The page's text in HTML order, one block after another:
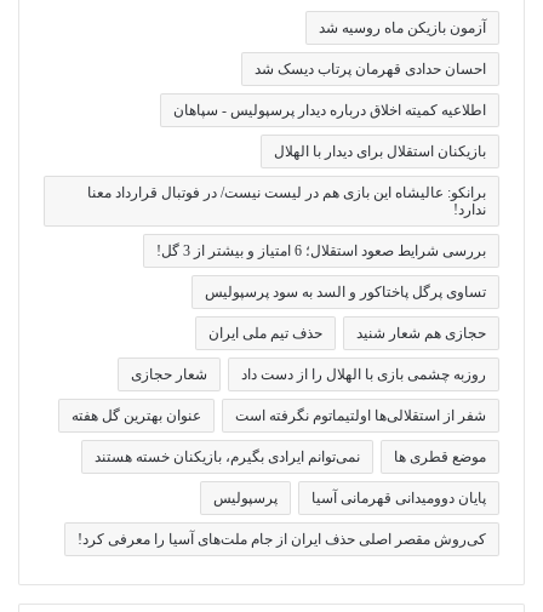
آزمون بازیکن ماه روسیه شد
احسان حدادی قهرمان پرتاب دیسک شد
اطلاعیه کمیته اخلاق درباره دیدار پرسپولیس - سپاهان
بازیکنان استقلال برای دیدار با الهلال
برانکو: عالیشاه این بازی هم در لیست نیست/ در فوتبال قرارداد معنا
ندارد!
بررسی شرایط صعود استقلال؛ 6 امتیاز و بیشتر از 3 گل!
تساوی پرگل پاختاکور و السد به سود پرسپولیس
حجازی هم شعار شنید حذف تیم ملی ایران
روزبه چشمی بازی با الهلال را از دست داد شعار حجازی
شفر از استقلالی‌ها اولتیماتوم نگرفته است عنوان بهترین گل هفته
موضع قطری ها نمی‌توانم ایرادی بگیرم، بازیکنان خسته هستند
پایان دوومیدانی قهرمانی آسیا پرسپولیس
کی‌روش مقصر اصلی حذف ایران از جام ملت‌های آسیا را معرفی کرد!